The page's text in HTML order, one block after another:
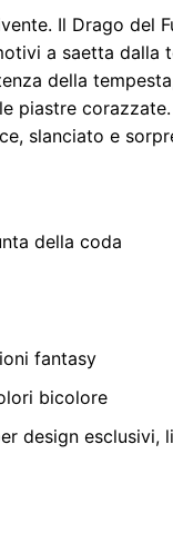
Il Drago del
a saetta dalla
della
piastre
slanciato e
della coda
fantasy
bicolore
design esclusivi,